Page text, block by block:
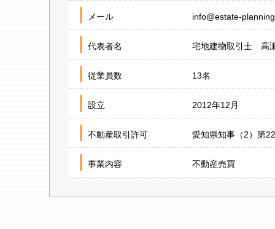
メール info@estate-
代表者名 宅地建物取引士 高
従業員数 13名
設立 2012年12月
不動産取引許可 愛知県知事（2）第
事業内容 不動産売買